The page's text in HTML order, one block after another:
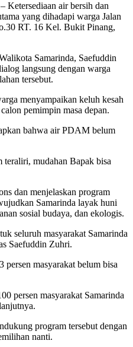
– Ketersediaan air bersih dan
yang dihadapi warga Jalan
RT. 16 Kel. Bukit Pinang,
Samarinda, Saefuddin
langsung dengan warga
tersebut.
menyampaikan keluh kesah
pemimpin masa depan.
bahwa air PDAM belum
mudahan Bapak bisa
dan menjelaskan program
Samarinda layak huni
sosial budaya, dan ekologis.
seluruh masyarakat Samarinda
Saefuddin Zuhri.
persen masyarakat belum bisa
persen masyarakat Samarinda
program tersebut dengan
nanti.